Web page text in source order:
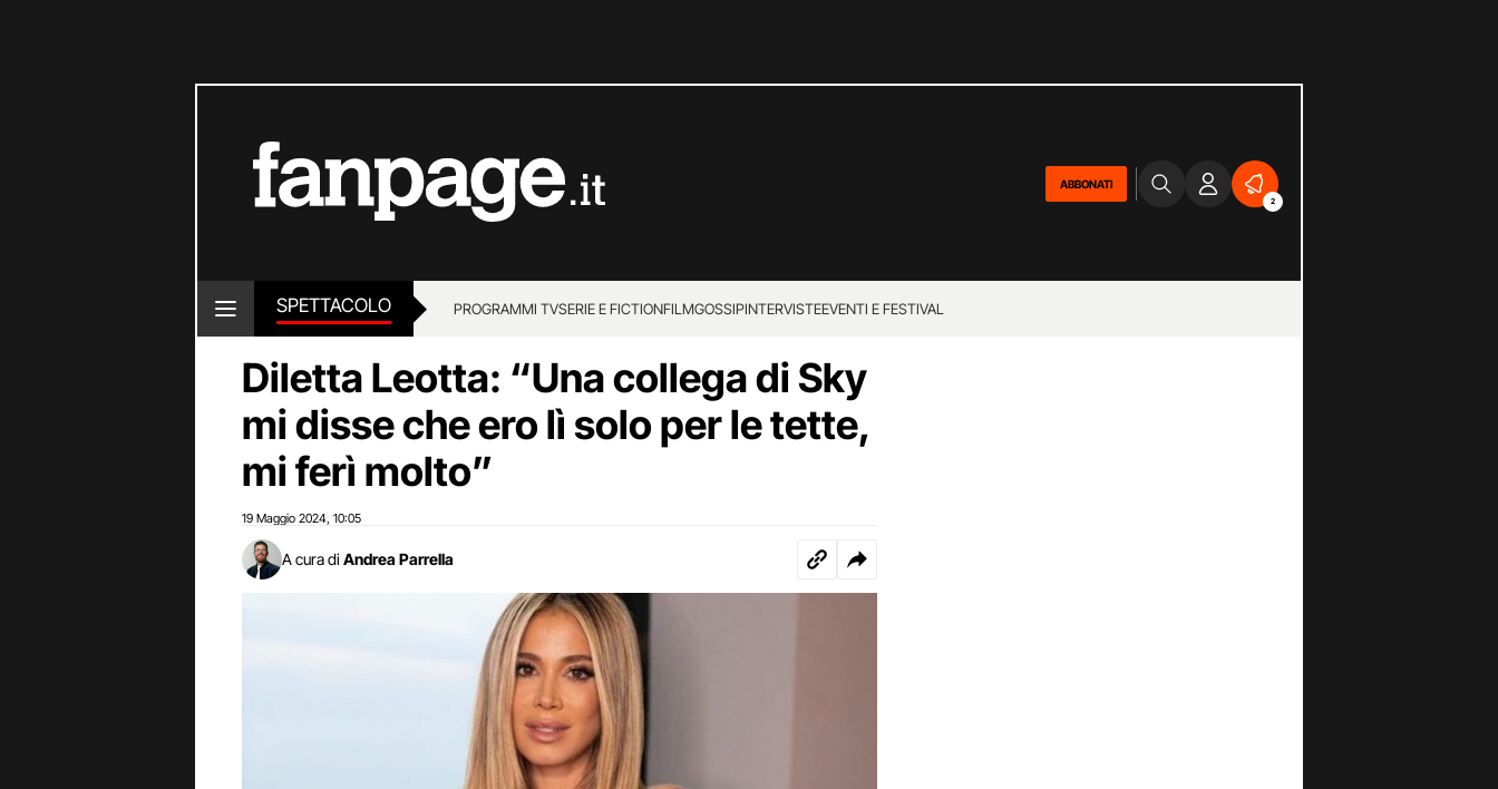
ABBONATI
2
SPETTACOLO PROGRAMMI TVSERIE E FICTIONFILMGOSSIPINTERVISTEEVENTI E FESTIVAL
Diletta Leotta: “Una collega di Sky
mi disse che ero lì solo per le tette,
mi ferì molto”
19 Maggio 2024 10:05
A cura di Andrea Parrella